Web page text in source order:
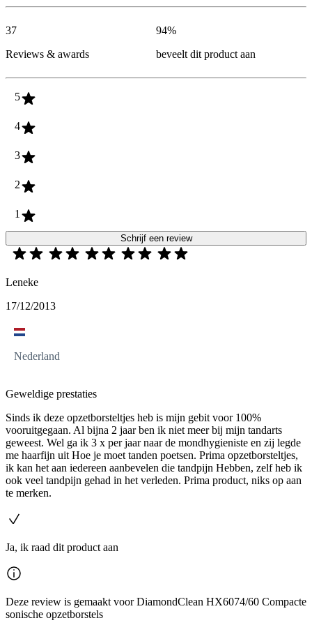
37
Reviews & awards
94%
beveelt dit product aan
5
4
3
2
1
Schrijf een review
Leneke
17/12/2013
Nederland
Geweldige prestaties
Sinds ik deze opzetborsteltjes heb is mijn gebit voor 100%
vooruitgegaan. Al bijna 2 jaar ben ik niet meer bij mijn tandarts
geweest. Wel ga ik 3 x per jaar naar de mondhygieniste en zij legde
me haarfijn uit Hoe je moet tanden poetsen. Prima opzetborsteltjes,
ik kan het aan iedereen aanbevelen die tandpijn Hebben, zelf heb ik
ook veel tandpijn gehad in het verleden. Prima product, niks op aan
te merken.
Ja, ik raad dit product aan
Deze review is gemaakt voor DiamondClean HX6074/60 Compacte
sonische opzetborstels